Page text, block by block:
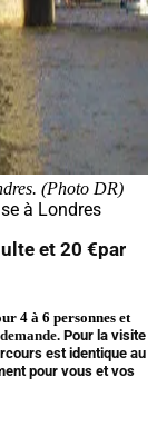
(Photo DR)
à Londres
et 20 €par
4 à 6 personnes et
Pour la visite
est identique au
pour vous et vos